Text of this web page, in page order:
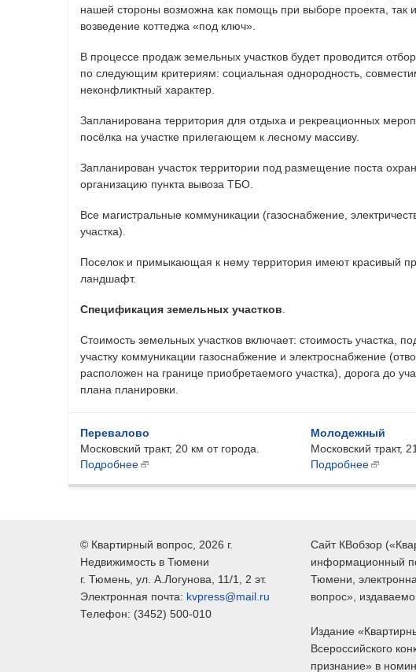
нашей стороны возможна как помощь при выборе проекта, так
возведение коттеджа «под ключ».
В процессе продаж земельных участков будет проводится
по следующим критериям: социальная однородность,
неконфликтный характер.
Запланирована территория для отдыха и рекреационных
посёлка на участке прилегающем к лесному массиву.
Запланирован участок территории под размещение поста
организацию пункта вывоза ТБО.
Все магистральные коммуникации (газоснабжение,
участка).
Поселок и примыкающая к нему территория имеют красивый
ландшафт.
Спецификация земельных участков
Стоимость земельных участков включает: стоимость участка,
участку коммуникации газоснабжение и электроснабжение
расположен на границе приобретаемого участка), дорога до
плана планировки.
Перевалово
Московский тракт, 20 км от города.
Подробнее
Молодежный
Московский тракт,
Подробнее
© Квартирный вопрос , 2026 г.
Недвижимость в Тюмени
г. Тюмень , ул. А.Логунова, 11/1, 2 эт.
Электронная почта: kvpress@mail.ru
Телефон: (3452) 500-010
Сайт КВобзор
информационный
Тюмени,
вопрос»,
Издание
Всероссийского
признание» в